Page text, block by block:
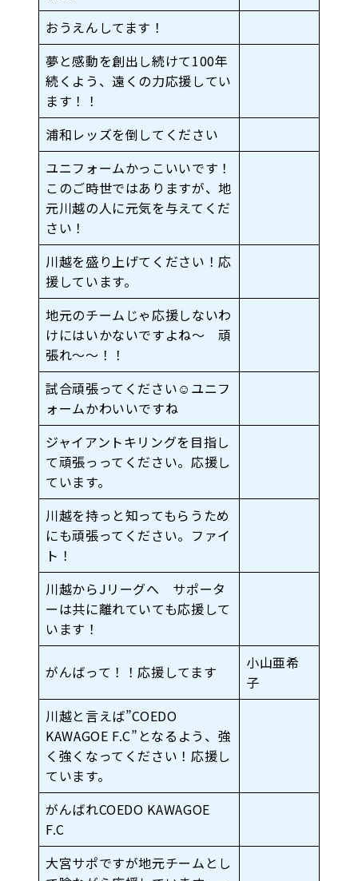
おうえんしてます！
夢と感動を創出し続けて100年
続くよう、遠くの力応援してい
ます！！
浦和レッズを倒してください
ユニフォームかっこいいです！
このご時世ではありますが、地
元川越の人に元気を与えてくだ
さい！
川越を盛り上げてください！応
援しています。
地元のチームじゃ応援しないわ
けにはいかないですよね〜 頑
張れ〜〜！！
試合頑張ってください☺︎ユニフ
ォームかわいいですね
ジャイアントキリングを目指し
て頑張っってください。応援し
ています。
川越を持っと知ってもらうため
にも頑張ってください。ファイ
ト！
川越からJリーグへ サポータ
ーは共に離れていても応援して
います！
がんばって！！応援してます
小山亜希
子
川越と言えば”COEDO
KAWAGOE F.C”となるよう、強
く強くなってください！応援し
ています。
がんばれCOEDO KAWAGOE
F.C
大宮サポですが地元チームとし